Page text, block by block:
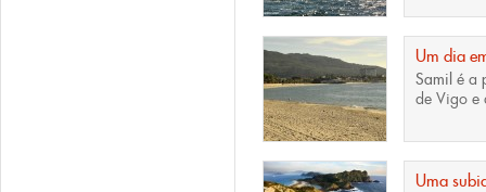
Um dia
Samil é a
de Vigo e
Uma